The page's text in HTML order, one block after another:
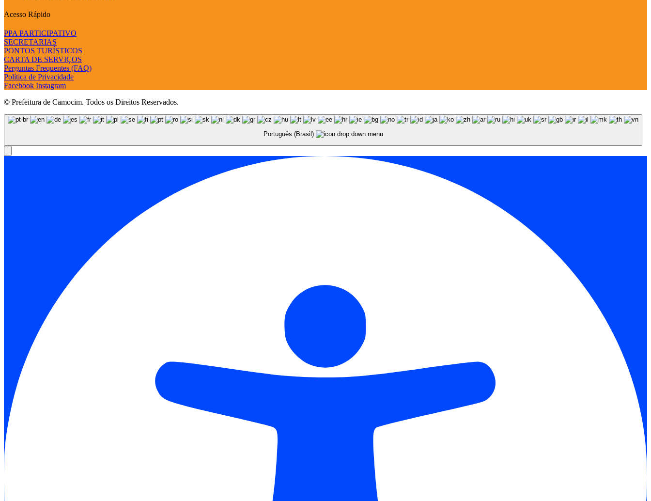
Acesso Rápido
PPA PARTICIPATIVO
SECRETARIAS
PONTOS TURÍSTICOS
CARTA DE SERVIÇOS
Perguntas Frequentes (FAQ)
Política de Privacidade
Facebook Instagram
© Prefeitura de Camocim. Todos os Direitos Reservados.
Português (Brasil)